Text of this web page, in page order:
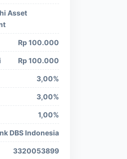
Asset
Rp 100.000
Rp 100.000
3,00%
3,00%
1,00%
DBS Indonesia
3320053899